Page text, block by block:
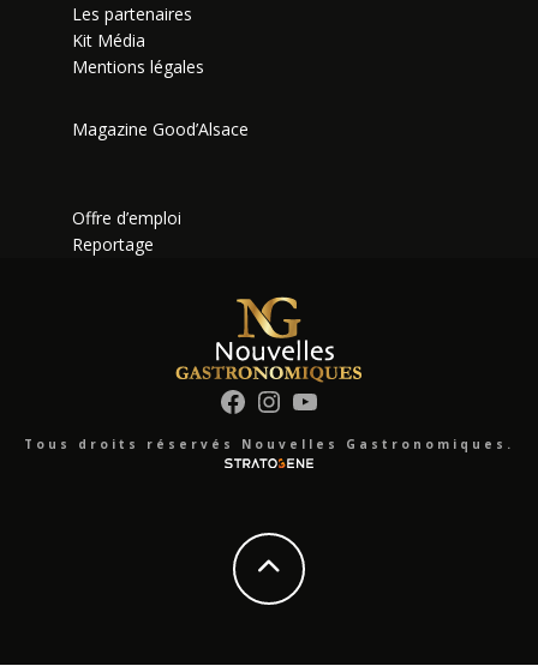
Les partenaires
Kit Média
Mentions légales
Magazine Good’Alsace
Offre d’emploi
Reportage
Facebook
Instagram
YouTube
Tous droits réservés Nouvelles Gastronomiques.